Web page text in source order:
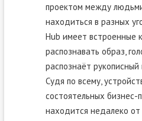
проектом между
находиться в разных
Hub имеет встроенные
распознавать образ,
распознаёт
Судя по всему,
состоятельных бизнес-
находится недалеко